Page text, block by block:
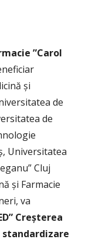
”Carol
și
de
de
Universitatea
Cluj
și Farmacie
va
Creșterea